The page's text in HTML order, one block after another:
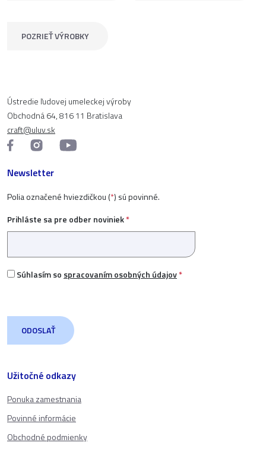
POZRIEŤ VÝROBKY
Užitočné odkazy
Ponuka zamestnania
Povinné informácie
Obchodné podmienky
Ústredie ľudovej umeleckej výroby
Obchodná 64, 816 11 Bratislava
craft@uluv.sk
Newsletter
Polia označené hviezdičkou (*) sú povinné.
Prihláste sa pre odber noviniek*
Súhlasím so spracovaním osobných údajov*